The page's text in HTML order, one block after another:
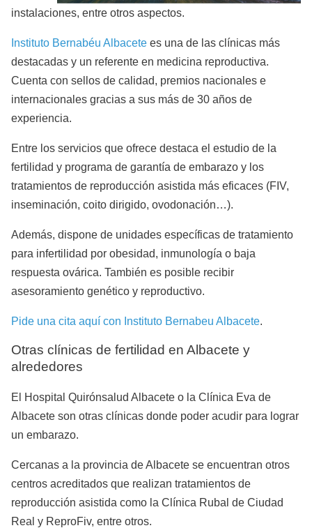
instalaciones, entre otros aspectos.
Instituto Bernabéu Albacete es una de las clínicas más
destacadas y un referente en medicina reproductiva.
Cuenta con sellos de calidad, premios nacionales e
internacionales gracias a sus más de 30 años de
experiencia.
Entre los servicios que ofrece destaca el estudio de la
fertilidad y programa de garantía de embarazo y los
tratamientos de reproducción asistida más eficaces (FIV,
inseminación, coito dirigido, ovodonación…).
Además, dispone de unidades específicas de tratamiento
para infertilidad por obesidad, inmunología o baja
respuesta ovárica. También es posible recibir
asesoramiento genético y reproductivo.
Pide una cita aquí con Instituto Bernabeu Albacete.
Otras clínicas de fertilidad en Albacete y
alrededores
El Hospital Quirónsalud Albacete o la Clínica Eva de
Albacete son otras clínicas donde poder acudir para lograr
un embarazo.
Cercanas a la provincia de Albacete se encuentran otros
centros acreditados que realizan tratamientos de
reproducción asistida como la Clínica Rubal de Ciudad
Real y ReproFiv, entre otros.